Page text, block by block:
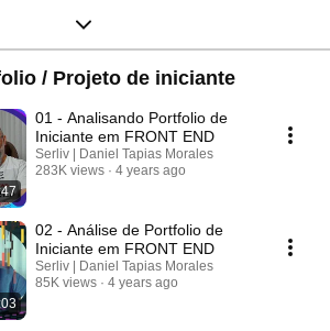
/ Projeto de iniciante
01 - Analisando Portfolio de
Iniciante em FRONT END
Serliv | Daniel Tapias Morales
283K views
4 years ago
02 - Análise de Portfolio de
Iniciante em FRONT END
Serliv | Daniel Tapias Morales
85K views
4 years ago